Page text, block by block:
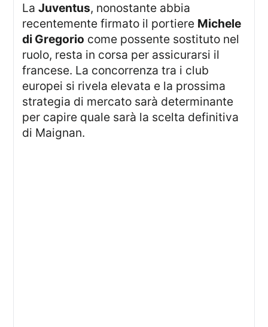
LaJuventus, nonostante abbia
recentemente firmato il portiere Michele
di Gregorio come possente sostituto nel
ruolo, resta in corsa per assicurarsi il
francese. La concorrenza tra i club
europei si rivela elevata e la prossima
strategia di mercato sarà determinante
per capire quale sarà la scelta definitiva
di Maignan.